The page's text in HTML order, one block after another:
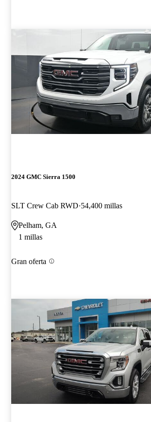
2024 GMC Sierra 1500
SLT Crew Cab RWD 54,400 millas
Pelham, GA
1 millas
Gran oferta